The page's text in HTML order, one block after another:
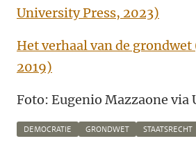
University Press, 2023)
Het verhaal van de
2019)
Foto: Eugenio Mazzaone via
DEMOCRATIE GRONDWET STAATSRECHT